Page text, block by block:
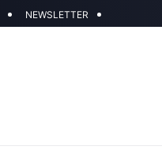
NEWSLETTER